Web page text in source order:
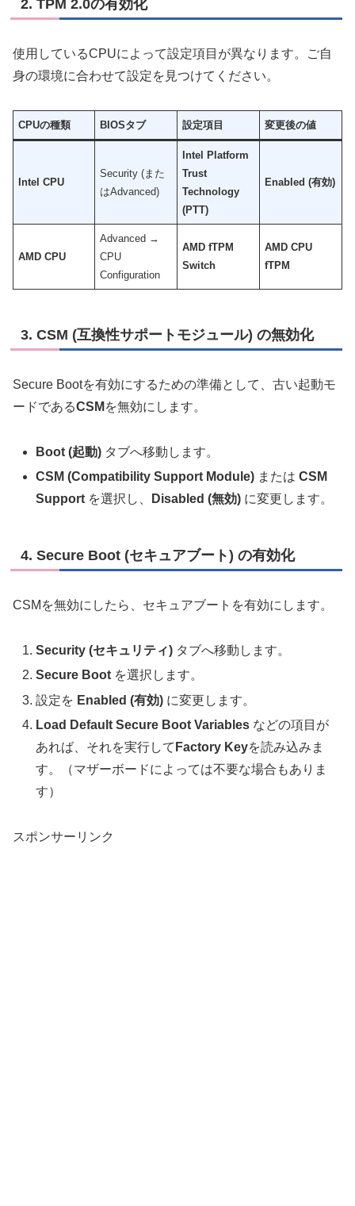
2. TPM 2.0の有効化
使用しているCPUによって設定項目が異なります。ご自
身の環境に合わせて設定を見つけてください。
CPUの種類 BIOSタブ 設定項目 変更後の値
Intel CPU
Security (また
はAdvanced)
Intel Platform
Trust
Technology
(PTT)
Enabled (有効)
AMD CPU
Advanced →
CPU
Configuration
AMD fTPM
Switch
AMD CPU
fTPM
3. CSM (互換性サポートモジュール) の無効化
Secure Bootを有効にするための準備として、古い起動モ
ードであるCSM を無効にします。
Boot (起動) タブへ移動します。
CSM (Compatibility Support Module) またはCSM
Support を選択し、 Disabled (無効) に変更します。
4. Secure Boot (セキュアブート) の有効化
CSMを無効にしたら、セキュアブートを有効にします。
Security (セキュリティ) タブへ移動します。
Secure Boot を選択します。
設定を Enabled (有効) に変更します。
Load Default Secure Boot Variables などの項目が
あれば、それを実行して Factory Keyを読み込みま
す。（マザーボードによっては不要な場合もありま
す）
スポンサーリンク